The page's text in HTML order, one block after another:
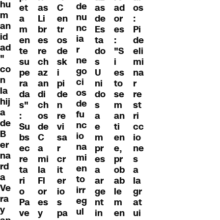
hu
m
an
id
ad
"
co
n
la
hij
a
de
B
er
na
rd
a
Ve
ra
y
et
a
m
en
te
su
pe
ra
da
s"
:
Su
bs
ec
re
ta
ri
o
Pa
ve
as
Li
br
es
re
ch
az
an
di
ch
os
de
C
a
mi
la
Fl
or
es
y
C
en
tr
os
de
sk
i
pi
de
n
re
vi
sa
r
cr
it
er
io
s
pa
de
nu
nc
ia
r
ne
go
ci
os
de
fu
nc
io
na
mi
en
to
irr
eg
ul
as
de
Es
ta
do
s
U
ni
do
s
a
e
m
pr
es
a
ar
ge
nt
in
ad
or
es
:
"S
i
es
to
se
m
an
ti
en
e,
pr
ob
ab
le
m
en
os
:
Pi
de
eli
mi
na
r
re
st
ri
cc
io
ne
s
a
la
gr
at
ui